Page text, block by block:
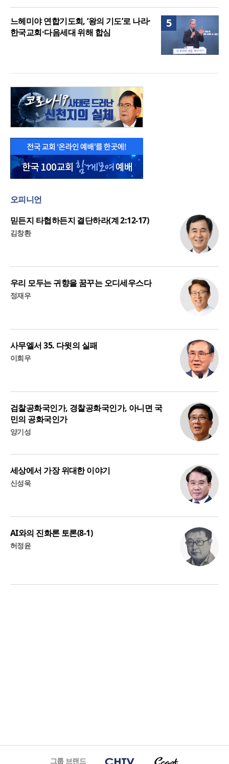
5
느헤미야 연합기도회, ‘왕의 기도’로 나라·
한국교회·다음세대 위해 합심
오피니언
믿든지 타협하든지 결단하라(계 2:12-17)
김창환
우리 모두는 귀향을 꿈꾸는 오디세우스다
정재우
사무엘서 35. 다윗의 실패
이희우
검찰공화국인가, 경찰공화국인가, 아니면 국
민의 공화국인가
양기성
세상에서 가장 위대한 이야기
신성욱
AI와의 진화론 토론(8-1)
허정윤
그룹 브랜드